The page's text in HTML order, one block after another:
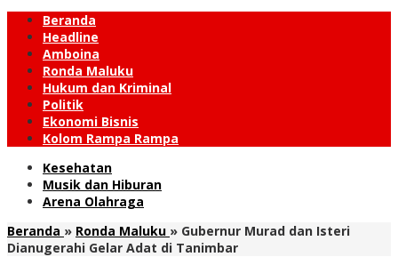
Beranda
Headline
Amboina
Ronda Maluku
Hukum dan Kriminal
Politik
Ekonomi Bisnis
Kolom Rampa Rampa
Kesehatan
Musik dan Hiburan
Arena Olahraga
Beranda » Ronda Maluku » Gubernur Murad dan Isteri
Dianugerahi Gelar Adat di Tanimbar